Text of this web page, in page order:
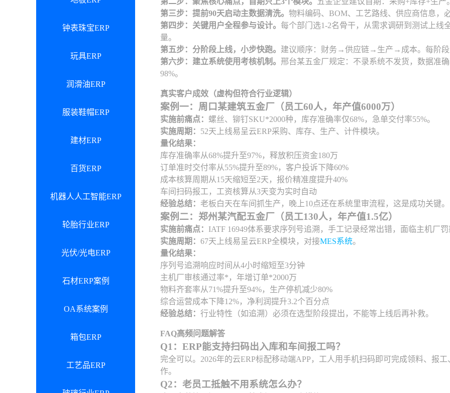
钟表珠宝ERP
玩具ERP
润滑油ERP
服装鞋帽ERP
建材ERP
百货ERP
机器人人工智能ERP
轮胎行业ERP
光伏/光电ERP
石材ERP案例
OA系统案例
箱包ERP
工艺品ERP
第三步：提前90天启动主数据清洗。 物料编码、BOM、工艺路线、供应商信息，
第四步：关键用户全程参与设计。 每个部门选1-2名骨干，从需求调研到测试上线
量。
第五步：分阶段上线，小步快跑。 建议顺序：财务→供应链→生产→成本。每阶段
第六步：建立系统使用考核机制。 邢台某五金厂规定：不录系统不发货，数据准
98%。
真实客户成效（虚构但符合行业逻辑）
案例一：周口某建筑五金厂（员工60人，年产值6000万）
实施前痛点： 螺丝、铆钉SKU*2000种，库存准确率仅68%，急单交付率55%。
实施周期： 52天上线易呈云ERP采购、库存、生产、计件模块。
量化结果：
库存准确率从68%提升至97%，释放积压资金180万
订单准时交付率从55%提升至89%，客户投诉下降60%
成本核算周期从15天缩短至2天，报价精准度提升40%
车间扫码报工，工资核算从3天变为实时自动
经验总结： 老板白天在车间抓生产，晚上10点还在系统里审流程，这是成功关键。
案例二：郑州某汽配五金厂（员工130人，年产值1.5亿）
实施前痛点： IATF 16949体系要求序列号追溯，手工记录经常出错，面临主机厂罚
实施周期： 67天上线易呈云ERP全模块，对接MES系统。
量化结果：
序列号追溯响应时间从4小时缩短至3分钟
主机厂审核通过率*，年增订单*2000万
物料齐套率从71%提升至94%，生产停机减少80%
综合运营成本下降12%，净利润提升3.2个百分点
经验总结： 行业特性（如追溯）必须在选型阶段提出，不能等上线后再补救。
FAQ高频问题解答
Q1：ERP能支持扫码出入库和车间报工吗？
完全可以。2026年的云ERP标配移动端APP，工人用手机扫码即可完成领料、报
作。
Q2：老员工抵触不用系统怎么办？